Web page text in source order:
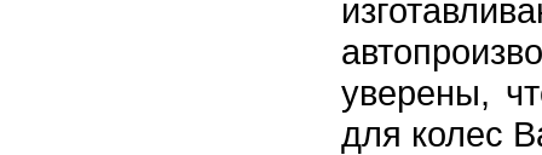
уверены,
для колес